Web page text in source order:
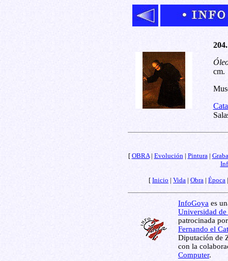
cm.
[ OBRA| Evolución| Pintura|
[ Inicio | Vida | Obra | Época
InfoGoya es
Universidad de
patrocinada
Fernando el
Diputación de
con la
Computer.